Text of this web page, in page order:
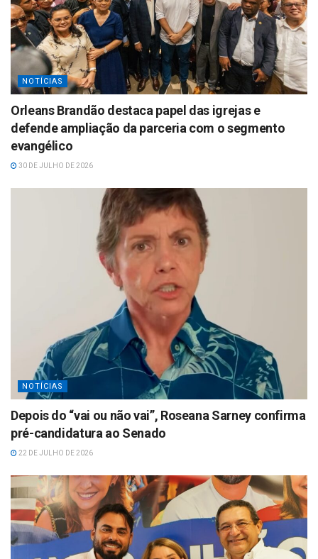
NOTÍCIAS
Orleans Brandão destaca papel das igrejas e
defende ampliação da parceria com o segmento
evangélico
30 DE JULHO DE 2026
NOTÍCIAS
Depois do “vai ou não vai”, Roseana Sarney confirma
pré-candidatura ao Senado
22 DE JULHO DE 2026